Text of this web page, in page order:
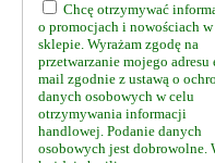
Chcę otrzymywać
o promocjach i nowościach w
sklepie. Wyrażam zgodę na
przetwarzanie mojego adresu
mail zgodnie z ustawą o
danych osobowych w celu
otrzymywania informacji
handlowej. Podanie danych
osobowych jest dobrowolne.